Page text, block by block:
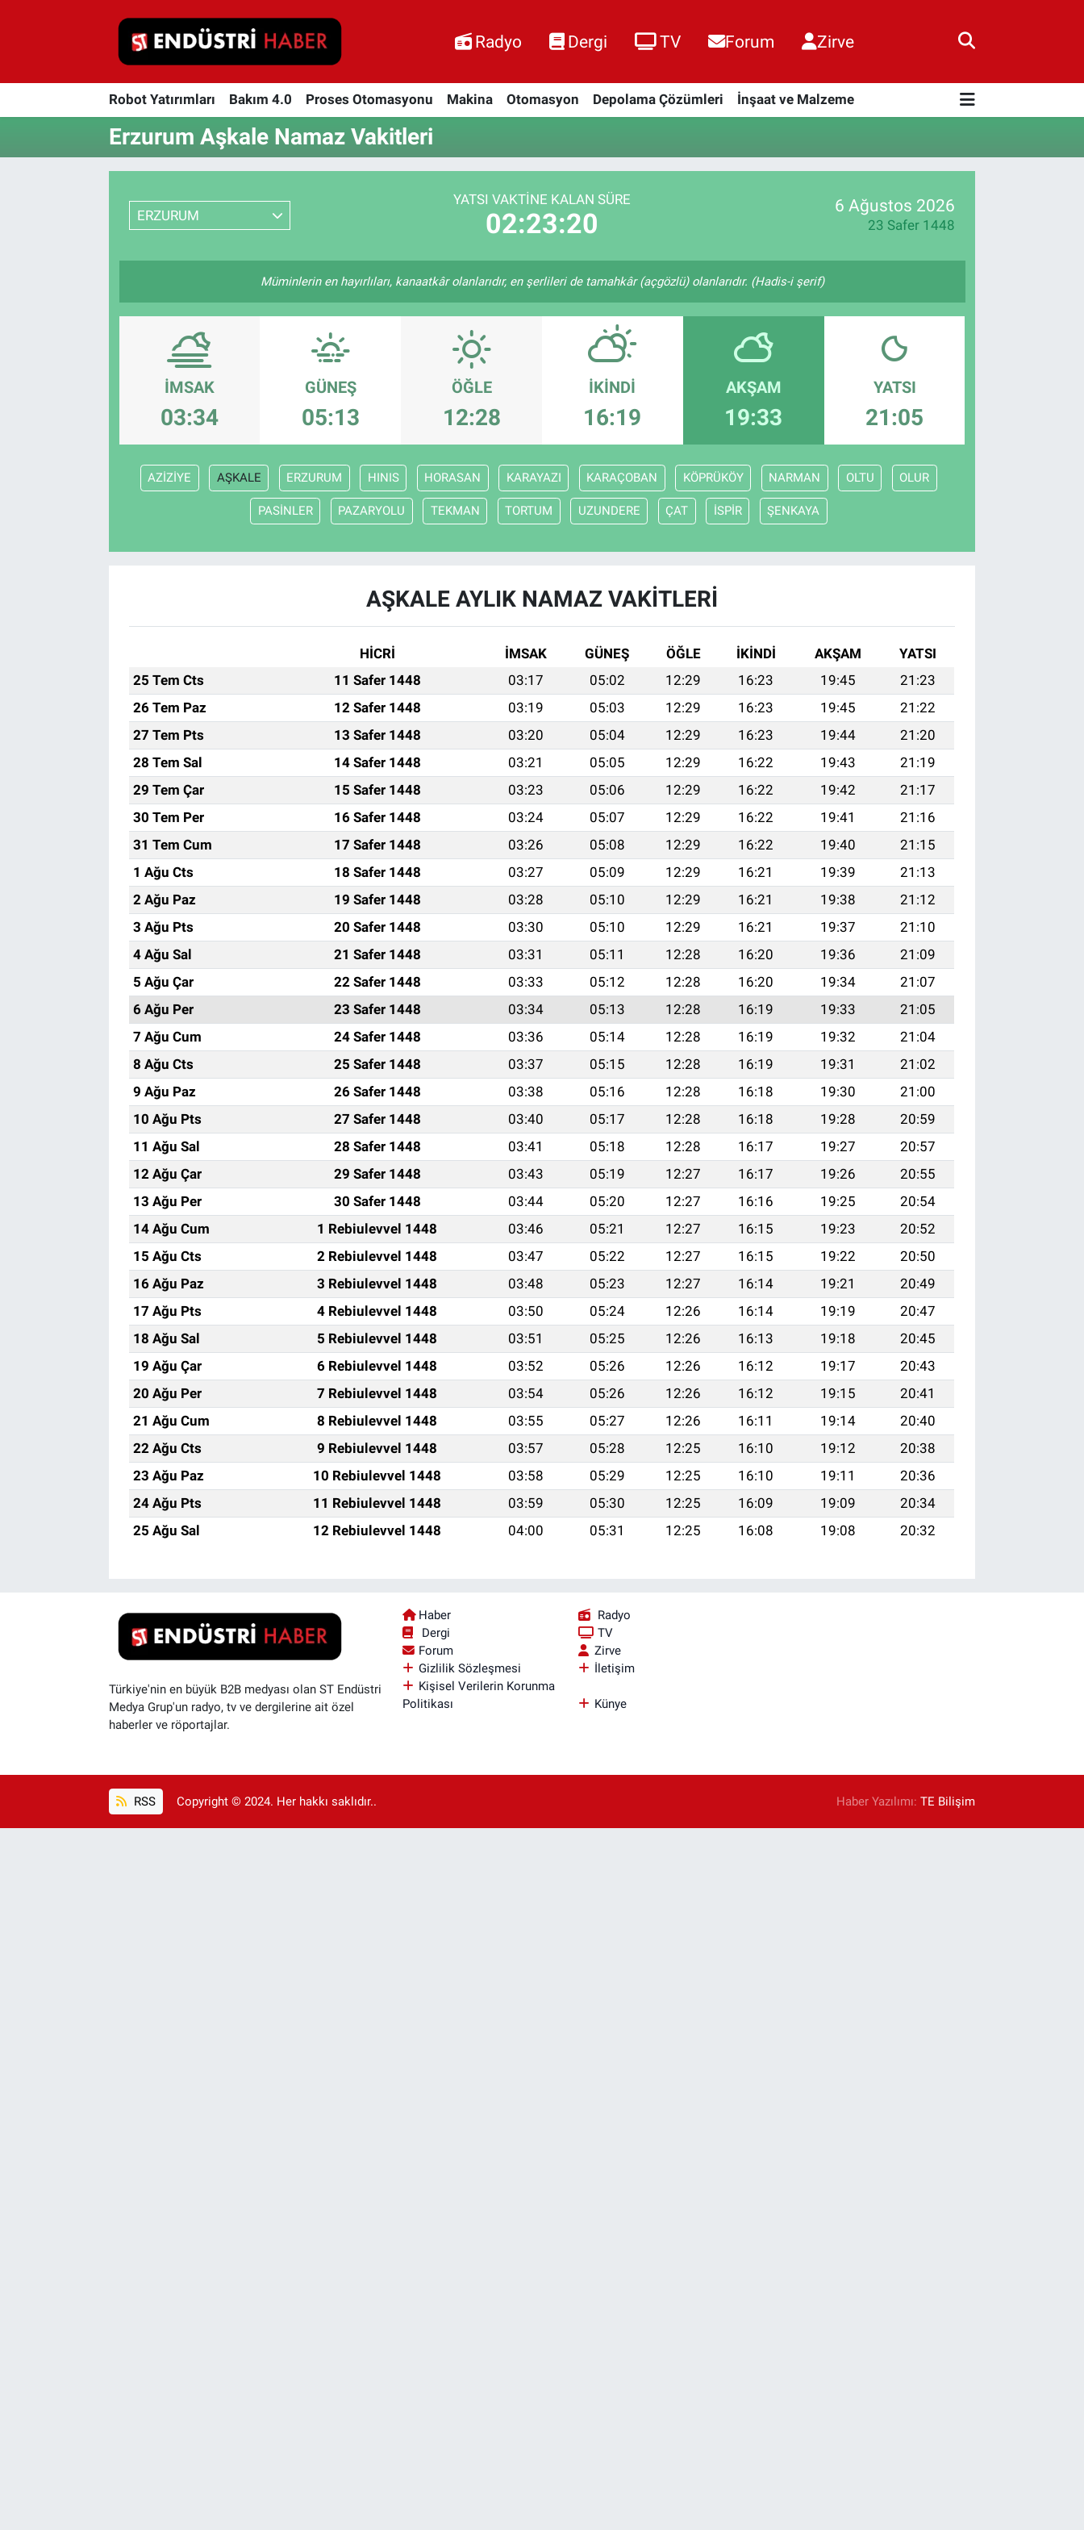
Radyo Dergi TV Forum Zirve
Robot Yatırımları Bakım 4.0 Proses Otomasyonu Makina Otomasyon Depolama Çözümleri İnşaat ve Malzeme
Erzurum Aşkale Namaz Vakitleri
ERZURUM
YATSI VAKTINE KALAN SÜRE
02:23:19
6 Ağustos 2026
23 Safer 1448
Müminlerin en hayırlıları, kanaatkâr olanlarıdır, en şerlileri de tamahkâr (açgözlü) olanlarıdır. (Hadis-i şerif)
İMSAK
03:34
GÜNEŞ
05:13
ÖĞLE
12:28
İKINDI
16:19
AKŞAM
19:33
YATSI
21:05
AZİZİYE AŞKALE ERZURUM HINIS HORASAN KARAYAZI KARAÇOBAN KÖPRÜKÖY NARMAN OLTU OLUR
PASİNLER PAZARYOLU TEKMAN TORTUM UZUNDERE ÇAT İSPİR ŞENKAYA
AŞKALE AYLIK NAMAZ VAKITLERI
HİCRİ İMSAK GÜNEŞ ÖĞLE İKINDI AKŞAM
YATSI
25 Tem Cts
11 Safer 1448 03:17 05:02 12:29 16:23 19:45
21:23
26 Tem Paz
12 Safer 1448 03:19 05:03 12:29 16:23 19:45
21:22
27 Tem Pts
13 Safer 1448 03:20 05:04 12:29 16:23 19:44
21:20
28 Tem Sal
14 Safer 1448 03:21 05:05 12:29 16:22 19:43
21:19
29 Tem Çar
15 Safer 1448 03:23 05:06 12:29 16:22 19:42
21:17
30 Tem Per
16 Safer 1448 03:24 05:07 12:29 16:22 19:41
21:16
31 Tem Cum
17 Safer 1448 03:26 05:08 12:29 16:22 19:40
21:15
1 Ağu Cts
18 Safer 1448 03:27 05:09 12:29 16:21 19:39
21:13
2 Ağu Paz
19 Safer 1448 03:28 05:10 12:29 16:21 19:38
21:12
3 Ağu Pts
20 Safer 1448 03:30 05:10 12:29 16:21 19:37
21:10
4 Ağu Sal
21 Safer 1448 03:31 05:11 12:28 16:20 19:36
21:09
5 Ağu Çar
22 Safer 1448 03:33 05:12 12:28 16:20 19:34
21:07
6 Ağu Per
23 Safer 1448 03:34 05:13 12:28 16:19 19:33
21:05
7 Ağu Cum
24 Safer 1448 03:36 05:14 12:28 16:19 19:32
21:04
8 Ağu Cts
25 Safer 1448 03:37 05:15 12:28 16:19 19:31
21:02
9 Ağu Paz
26 Safer 1448 03:38 05:16 12:28 16:18 19:30
21:00
10 Ağu Pts
27 Safer 1448 03:40 05:17 12:28 16:18 19:28
20:59
11 Ağu Sal
28 Safer 1448 03:41 05:18 12:28 16:17 19:27
20:57
12 Ağu Çar
29 Safer 1448 03:43 05:19 12:27 16:17 19:26
20:55
13 Ağu Per
30 Safer 1448 03:44 05:20 12:27 16:16 19:25
20:54
14 Ağu Cum
1 Rebiulevvel 1448 03:46 05:21 12:27 16:15 19:23
20:52
15 Ağu Cts
2 Rebiulevvel 1448 03:47 05:22 12:27 16:15 19:22
20:50
16 Ağu Paz
3 Rebiulevvel 1448 03:48 05:23 12:27 16:14 19:21
20:49
17 Ağu Pts
4 Rebiulevvel 1448 03:50 05:24 12:26 16:14 19:19
20:47
18 Ağu Sal
5 Rebiulevvel 1448 03:51 05:25 12:26 16:13 19:18
20:45
19 Ağu Çar
6 Rebiulevvel 1448 03:52 05:26 12:26 16:12 19:17
20:43
20 Ağu Per
7 Rebiulevvel 1448 03:54 05:26 12:26 16:12 19:15
20:41
21 Ağu Cum
8 Rebiulevvel 1448 03:55 05:27 12:26 16:11 19:14
20:40
22 Ağu Cts
9 Rebiulevvel 1448 03:57 05:28 12:25 16:10 19:12
20:38
23 Ağu Paz
10 Rebiulevvel 1448 03:58 05:29 12:25 16:10 19:11
20:36
24 Ağu Pts
11 Rebiulevvel 1448 03:59 05:30 12:25 16:09 19:09
20:34
25 Ağu Sal
12 Rebiulevvel 1448 04:00 05:31 12:25 16:08 19:08 20:32
Türkiye'nin en büyük B2B medyası olan ST Endüstri
Medya Grup'un radyo, tv ve dergilerine ait özel
haberler ve röportajlar.
Haber
Radyo
Dergi
TV
Forum
Zirve
Gizlilik Sözleşmesi
İletişim
Kişisel Verilerin Korunma
Politikası
Künye
RSS Copyright © 2024. Her hakkı saklıdır.. Haber Yazılımı:TE Bilişim
Robot Yatırımları
Proses Otomasyonu
Endüstri 4.0 Uygulamaları